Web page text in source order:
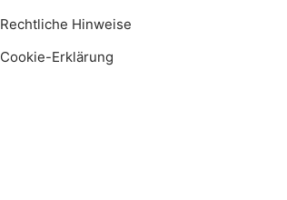
Rechtliche Hinweise
Cookie-Erklärung